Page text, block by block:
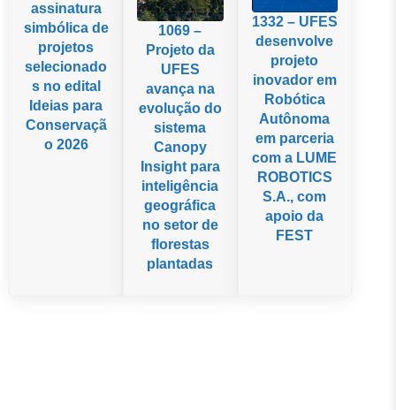
assinatura
simbólica de
projetos
selecionado
s no edital
Ideias para
Conservaçã
o 2026
1069 –
Projeto da
UFES
avança na
evolução do
sistema
Canopy
Insight para
inteligência
geográfica
no setor de
florestas
plantadas
1332 – UFES
desenvolve
projeto
inovador em
Robótica
Autônoma
em parceria
com a LUME
ROBOTICS
S.A., com
apoio da
FEST